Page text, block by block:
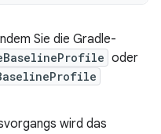
Sie die Gradle-
oder
wird das